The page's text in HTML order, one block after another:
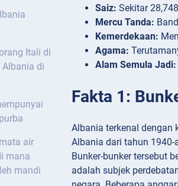
Itali di
di
air
mana
mandi
Saiz: Sekitar
Mercu Tanda:
Kemerdekaan:
Agama:
Alam Semula Jadi:
Fakta 1:
Albania terkenal dengan
Albania dari tahun
Bunker-bunker tersebut
adalah subjek